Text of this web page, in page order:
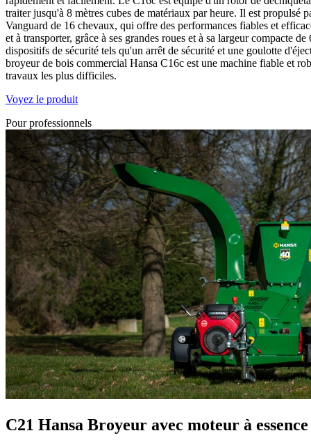
traiter jusqu'à 8 mètres cubes de matériaux par heure. Il est
Vanguard de 16 chevaux, qui offre des performances fiables et
et à transporter, grâce à ses grandes roues et à sa largeur compacte
dispositifs de sécurité tels qu'un arrêt de sécurité et une goulotte
broyeur de bois commercial Hansa C16c est une machine fiable et
travaux les plus difficiles.
Voyez le produit
Pour professionnels
C21 Hansa Broyeur avec moteur à